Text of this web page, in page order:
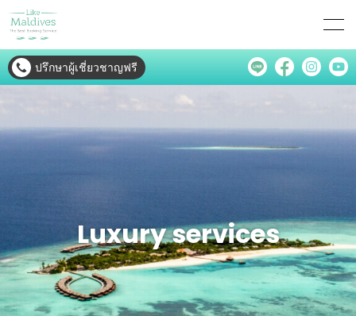
ปรึกษาผู้เชี่ยวชาญฟรี
Luxury services